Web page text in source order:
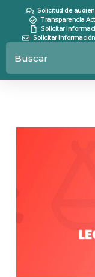
Solicitud de
Transparencia
Solicitar
Solicitar